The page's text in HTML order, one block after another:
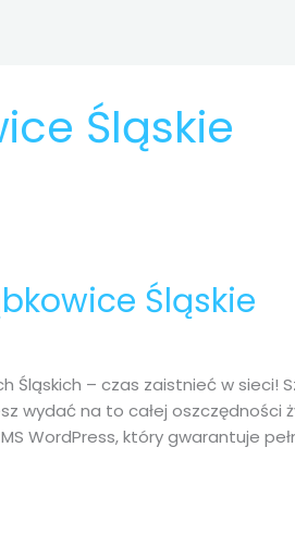
Śląskie
Śląskie
– czas zaistnieć w sieci!
wydać na to całej oszczędności
WordPress, który gwarantuje